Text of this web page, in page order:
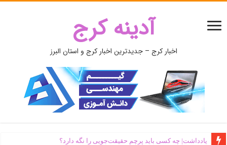
آدینه کرج
اخبار کرج – جدیدترین اخبار کرج و استان البرز
یادداشت| ‌چه کسی باید پرچم حقیقت‌جویی را نگه دارد؟